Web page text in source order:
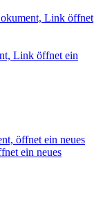
Link öffnet
Link öffnet ein
öffnet ein neues
ein neues